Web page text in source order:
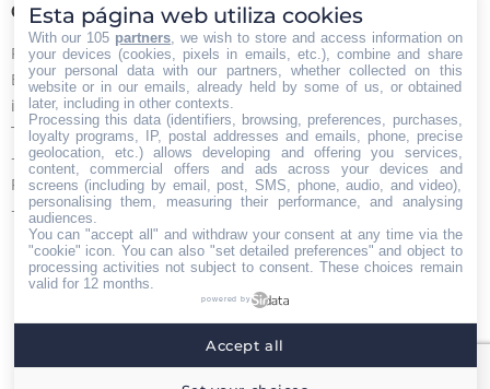
Contacto Iberian Press
Principales vías de contacto:
E-mail:
info@iberianpress.es
Teléfono:
+34 911863556
Fax:
+34 911863556
Encuéntranos en:
Facebook
page
new
X
page
new
YouTube
page
new
Rss
page
new
Home Quiénes somos Servicios Contacto
Iberian Press® - Agencia especializada en relaciones
Esta página web utiliza cookies
With our 105 partners , we wish to store and access information on
your devices (cookies, pixels in emails, etc.), combine and share
your personal data with our partners, whether collected on this
website or in our emails, already held by some of us, or obtained
later, including in other contexts.
Processing this data (identifiers, browsing, preferences, purchases,
loyalty programs, IP, postal addresses and emails, phone, precise
geolocation, etc.) allows developing and offering you services,
content, commercial offers and ads across your devices and
screens (including by email, post, SMS, phone, audio, and video),
personalising them, measuring their performance, and analysing
audiences.
You can "accept all" and withdraw your consent at any time via the
"cookie" icon . You can also "set detailed preferences" and object to
processing activities not subject to consent. These choices remain
valid for 12 months.
powered by
Accept all